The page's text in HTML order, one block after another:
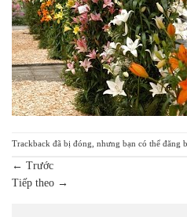
Trackback đã bị đóng, nhưng bạn có thể đăng
← Trước
Tiếp theo →